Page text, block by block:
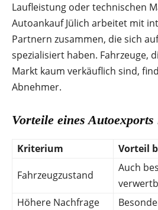
Laufleistung oder technischen
Autoankauf Jülich arbeitet mit
Partnern zusammen, die sich
spezialisiert haben. Fahrzeuge,
Markt kaum verkäuflich sind,
Abnehmer.
Vorteile eines
Kriterium Vorteil
Fahrzeugzustand
Auch
Höhere Nachfrage